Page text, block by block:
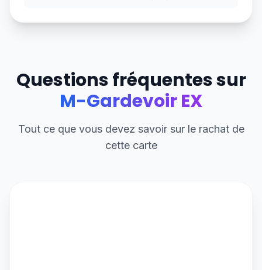
Questions fréquentes sur
M-Gardevoir EX
Tout ce que vous devez savoir sur le rachat de
cette carte